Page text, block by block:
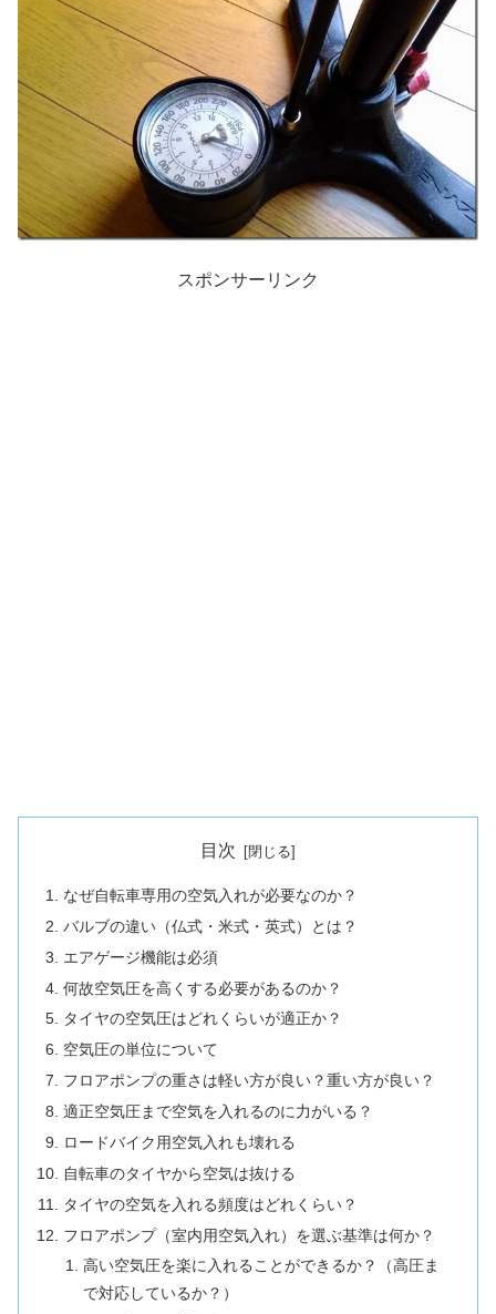
スポンサーリンク
目次
なぜ自転車専用の空気入れが必要なのか？
バルブの違い（仏式・米式・英式）とは？
エアゲージ機能は必須
何故空気圧を高くする必要があるのか？
タイヤの空気圧はどれくらいが適正か？
空気圧の単位について
フロアポンプの重さは軽い方が良い？重い方が良い？
適正空気圧まで空気を入れるのに力がいる？
ロードバイク用空気入れも壊れる
自転車のタイヤから空気は抜ける
タイヤの空気を入れる頻度はどれくらい？
フロアポンプ（室内用空気入れ）を選ぶ基準は何か？
高い空気圧を楽に入れることができるか？（高圧ま
で対応しているか？）